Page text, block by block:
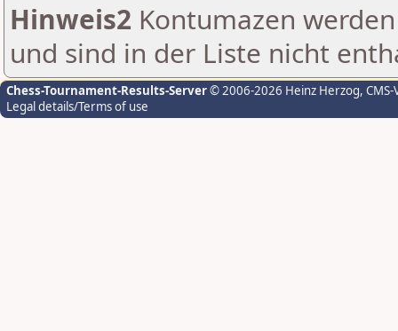
Hinweis2 Kontumazen
und sind in der Liste nicht
Chess-Tournament-Results-Server© 2006-2026 Heinz Herzog,
Legal details/Terms of use